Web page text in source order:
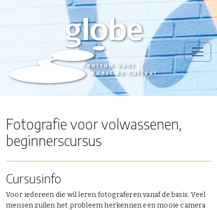
Fotografie voor volwassenen,
beginnerscursus
Cursusinfo
Voor iedereen die wil leren fotograferen vanaf de basis. Veel
mensen zullen het probleem herkennen een mooie camera